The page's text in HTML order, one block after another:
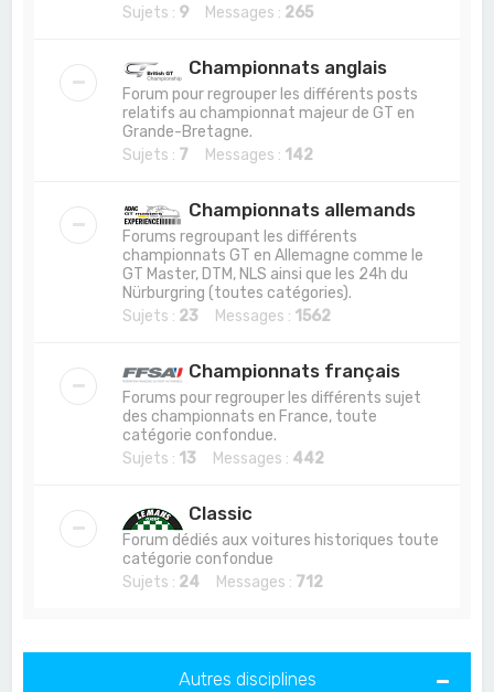
Sujets : 9 Messages : 265
Championnats anglais
Forum pour regrouper les différents posts
relatifs au championnat majeur de GT en
Grande-Bretagne.
Sujets : 7 Messages : 142
Championnats allemands
Forums regroupant les différents
championnats GT en Allemagne comme le
GT Master, DTM, NLS ainsi que les 24h du
Nürburgring (toutes catégories).
Sujets : 23 Messages : 1562
Championnats français
Forums pour regrouper les différents sujet
des championnats en France, toute
catégorie confondue.
Sujets : 13 Messages : 442
Classic
Forum dédiés aux voitures historiques toute
catégorie confondue
Sujets : 24 Messages : 712
Autres disciplines